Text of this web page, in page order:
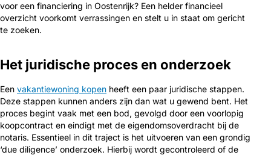
voor een financiering in Oostenrijk? Een helder financieel
overzicht voorkomt verrassingen en stelt u in staat om gericht
te zoeken.
Het juridische proces en onderzoek
Een vakantiewoning kopen heeft een paar juridische stappen.
Deze stappen kunnen anders zijn dan wat u gewend bent. Het
proces begint vaak met een bod, gevolgd door een voorlopig
koopcontract en eindigt met de eigendomsoverdracht bij de
notaris. Essentieel in dit traject is het uitvoeren van een grondig
‘due diligence’ onderzoek. Hierbij wordt gecontroleerd of de